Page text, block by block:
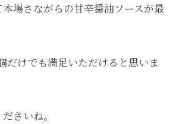
場さながらの甘辛醤油ソースが最
だけでも満足いただけると思いま
さいね。